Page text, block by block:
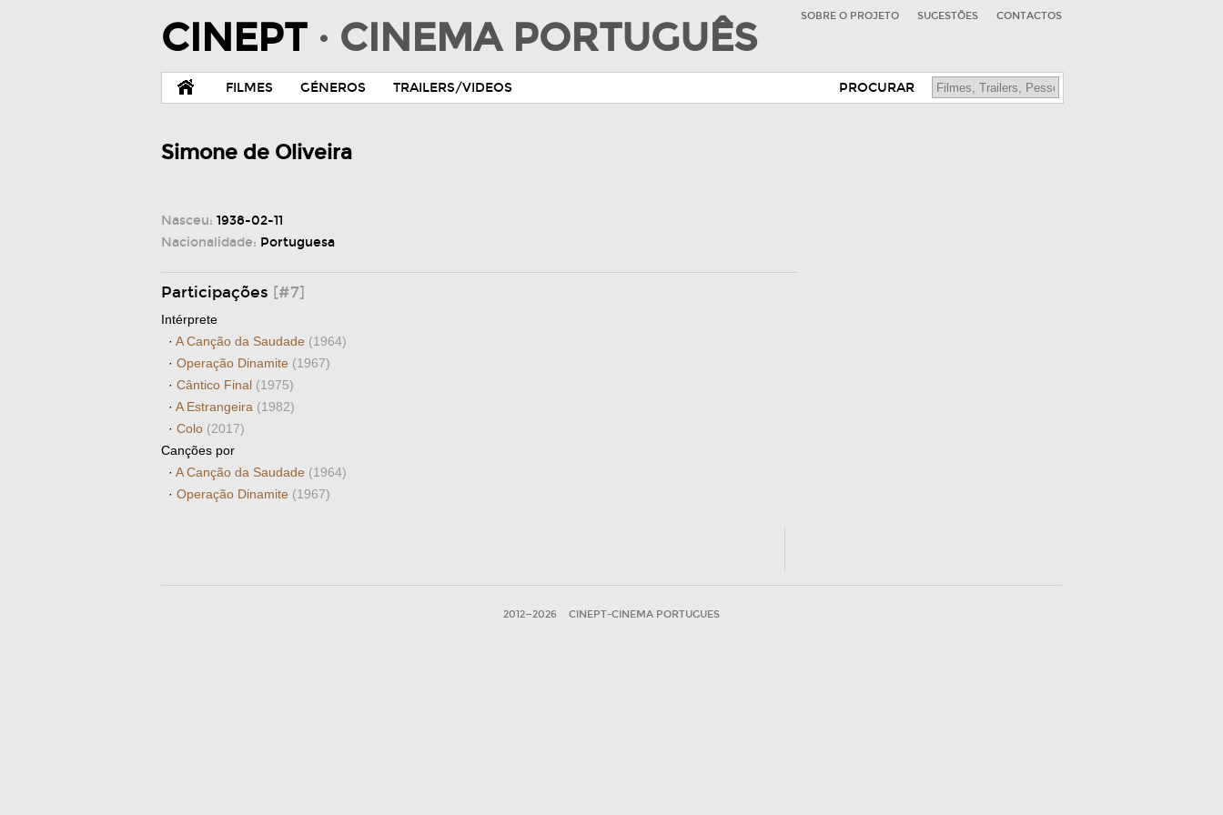
CINEPT · CINEMA PORTUGUÊS SOBRE O PROJETO SUGESTÕES CONTACTOS
FILMES GÉNEROS TRAILERS/VIDEOS PROCURAR
Simone de Oliveira
Nasceu: 1938-02-11
Nacionalidade: Portuguesa
Participações [#7]
Intérprete
· A Canção da Saudade (1964)
· Operação Dinamite (1967)
· Cântico Final (1975)
· A Estrangeira (1982)
· Colo (2017)
Canções por
· A Canção da Saudade (1964)
· Operação Dinamite (1967)
2012—2026 CINEPT-CINEMA PORTUGUES